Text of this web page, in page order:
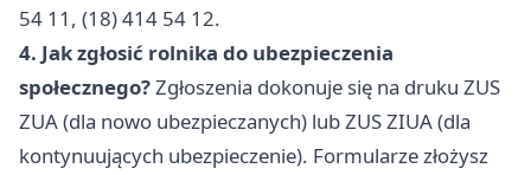
54 11, (18) 414 54 12.
4. Jak zgłosić rolnika do ubezpieczenia
społecznego?Zgłoszenia dokonuje się na druku ZUS
ZUA (dla nowo ubezpieczanych) lub ZUS ZIUA (dla
kontynuujących ubezpieczenie). Formularze złożysz